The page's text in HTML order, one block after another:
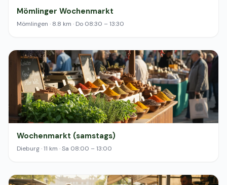
Mömlinger Wochenmarkt
Mömlingen · 8.8 km · Do 08:30 – 13:30
Wochenmarkt (samstags)
Dieburg · 11 km · Sa 08:00 – 13:00